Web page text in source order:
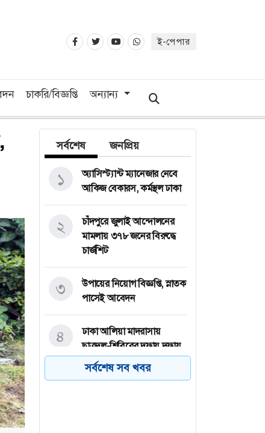
ই-পেপার
চাকরি/বিজ্ঞপ্তি অন্যান্য
সর্বশেষ জনপ্রিয়
অ্যাসিস্ট্যান্ট ম্যানেজার নেবে
আকিজ বেকারস, কর্মস্থল ঢাকা
১
চাঁদপুরে জুলাই আন্দোলনের
মামলায় ৩৭৮ জনের বিরুদ্ধে
চার্জশিট
২
উপায়ের নিয়োগ বিজ্ঞপ্তি, স্নাতক
পাসেই আবেদন
৩
ঢাকা আলিয়া মাদরাসায়
ছাত্রদল-শিবিরের দফায় দফায়
সংঘর্ষ
৪
সর্বশেষ সব খবর